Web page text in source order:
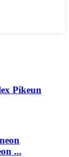
Pikeun
...